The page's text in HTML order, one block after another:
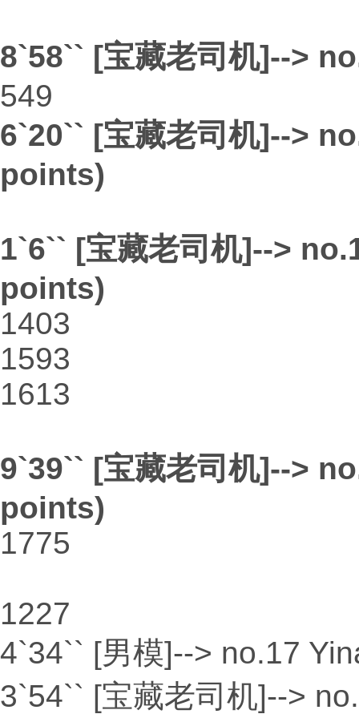
8`58`` [宝藏老司机]-->
549
6`20`` [宝藏老司机]-->
points)
1`6`` [宝藏老司机]-->
points)
1403
1593
1613
9`39`` [宝藏老司机]-->
points)
1775
1227
4`34`` [男模]--> no.17
3`54`` [宝藏老司机]-->